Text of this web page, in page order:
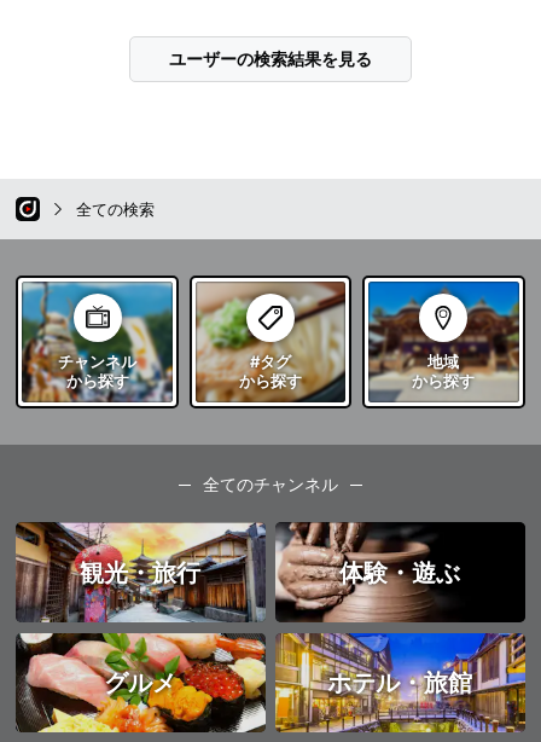
ユーザーの検索結果を見る
全ての検索
チャンネル
から探す
#タグ
から探す
地域
から探す
全てのチャンネル
観光・旅行 体験・遊ぶ
グルメ ホテル・旅館